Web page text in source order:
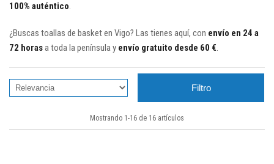
100% auténtico.
¿Buscas toallas de basket en Vigo? Las tienes aquí, con envío en 24 a
72 horasa toda la península y envío gratuito desde 60 €.
Filtro
Mostrando 1-16 de 16 artículos